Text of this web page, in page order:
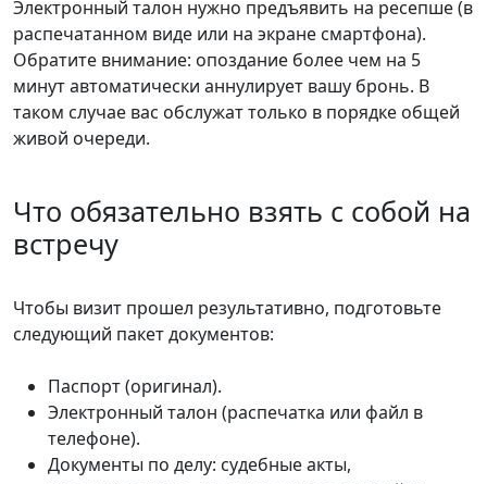
Электронный талон нужно предъявить на ресепше (в
распечатанном виде или на экране смартфона).
Обратите внимание: опоздание более чем на 5
минут автоматически аннулирует вашу бронь. В
таком случае вас обслужат только в порядке общей
живой очереди.
Что обязательно взять с собой на
встречу
Чтобы визит прошел результативно, подготовьте
следующий пакет документов:
Паспорт (оригинал).
Электронный талон (распечатка или файл в
телефоне).
Документы по делу: судебные акты,